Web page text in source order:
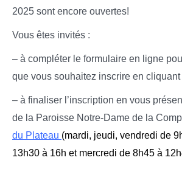
2025 sont encore ouvertes!
Vous êtes invités :
– à compléter le formulaire en ligne
que vous souhaitez inscrire en cliquant
– à finaliser l’inscription en vous
de la Paroisse Notre-Dame de la
du Plateau (mardi, jeudi, vendredi de
13h30 à 16h et mercredi de 8h45 à